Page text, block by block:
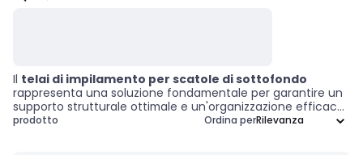
Il telai di impilamento per scatole di sottofondo
rappresenta una soluzione fondamentale per garantire un
supporto strutturale ottimale e un'organizzazione efficace
nei progetti di costruzione e pavimentazione. Questi
prodotto Ordina per